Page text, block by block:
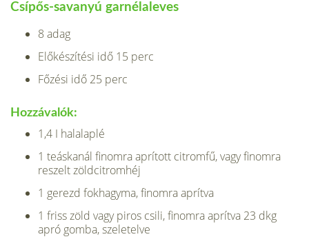
Csípős-savanyú garnélaleves
8 adag
Előkészítési idő 15 perc
Főzési idő 25 perc
Hozzávalók:
1,4 I halalaplé
1 teáskanál finomra aprított citromfű, vagy finomra
reszelt zöldcitromhéj
1 gerezd fokhagyma, finomra aprítva
1 friss zöld vagy piros csili, finomra aprítva 23 dkg
apró gomba, szeletelve